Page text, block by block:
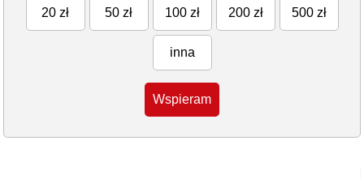
20 zł 50 zł 100 zł 200 zł 500 zł
inna
Wspieram